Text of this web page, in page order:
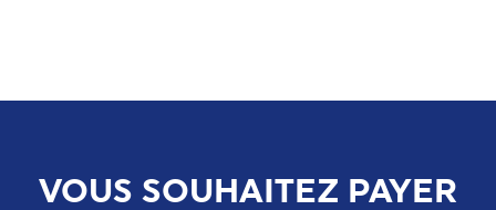
VOUS SOUHAITEZ PAYER